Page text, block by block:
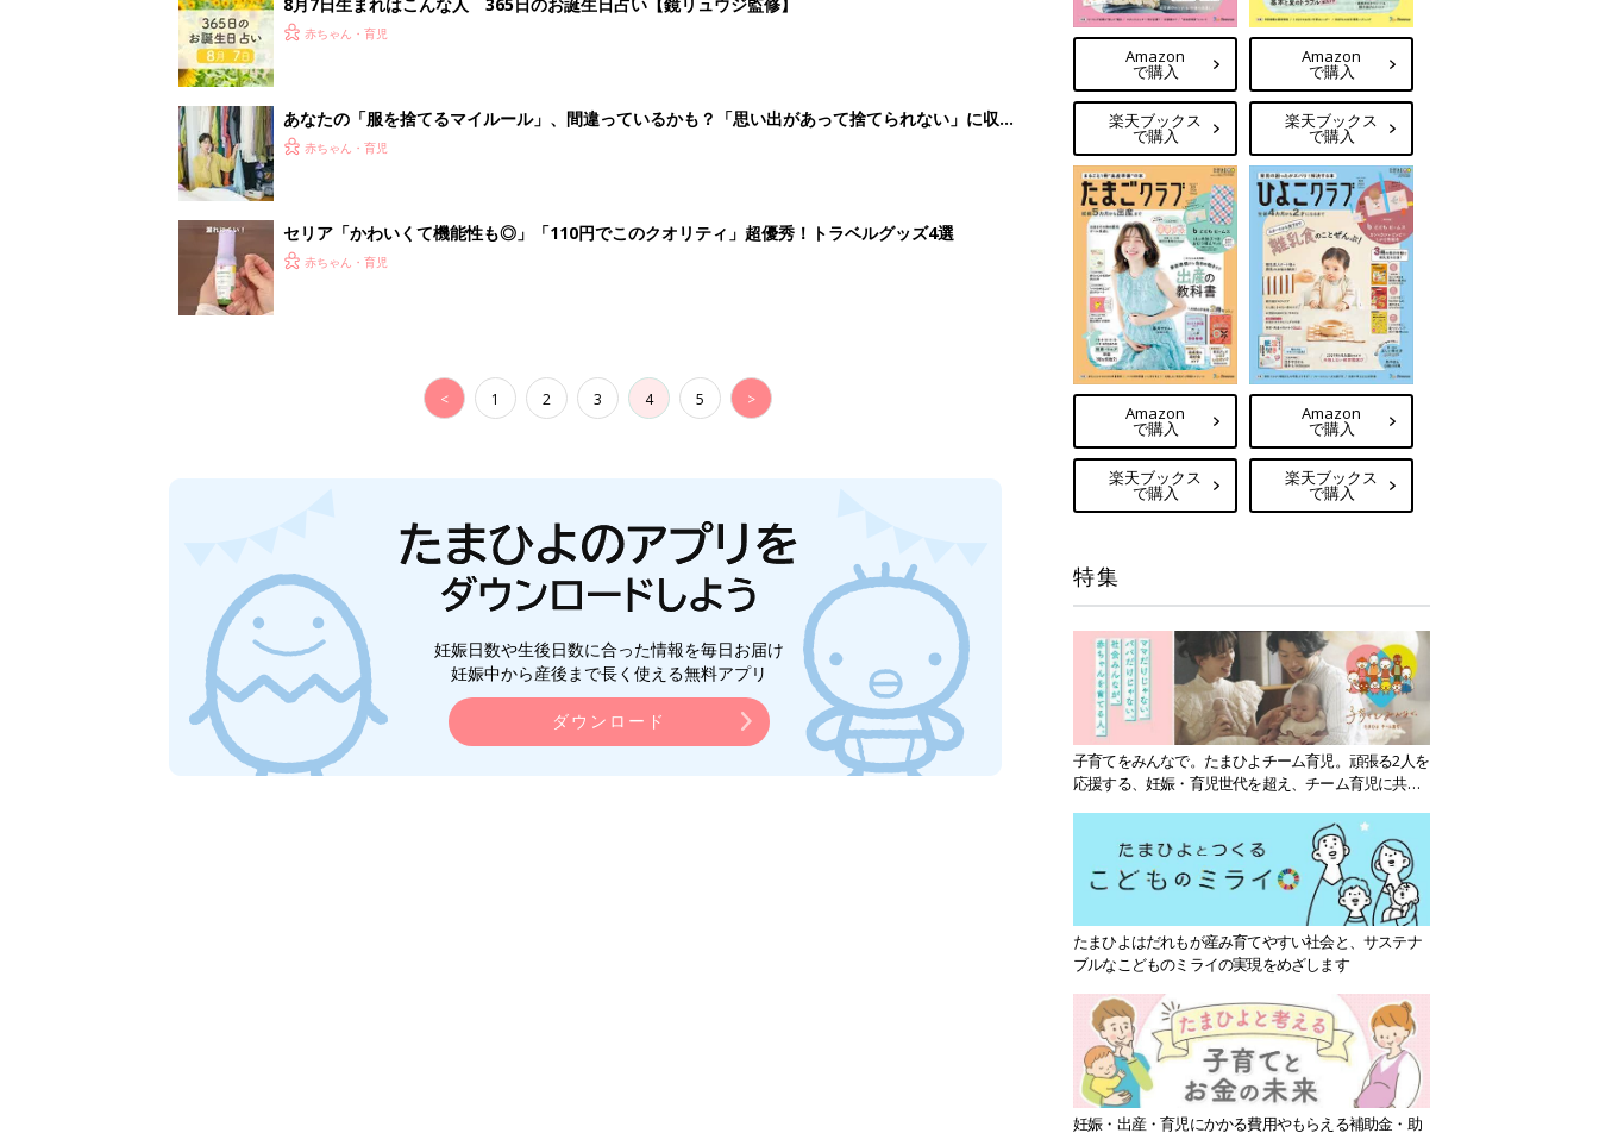
赤ちゃん・育児
あなたの「服を捨てるマイルール」、間違っているかも？「思い出があって捨てられない」に収納
スタイリストが喝！
赤ちゃん・育児
セリア「かわいくて機能性も◎」「110円でこのクオリティ」超優秀！トラベルグッズ4選
赤ちゃん・育児
< 1 2 3 4 5 >
妊娠日数や生後日数に合った情報を毎日お届け
妊娠中から産後まで長く使える無料アプリ
ダウンロード
Amazon
で購入
楽天ブックス
で購入
Amazon
で購入
楽天ブックス
で購入
Amazon
で購入
楽天ブックス
で購入
Amazon
で購入
楽天ブックス
で購入
特集
子育てをみんなで。たまひよチーム育児。頑張る2人を
応援する、妊娠・育児世代を超え、チーム育児に共感
たまひよはだれもが産み育てやすい社会と、サステナ
ブルなこどものミライの実現をめざします
妊娠・出産・育児にかかる費用やもらえる補助金・助